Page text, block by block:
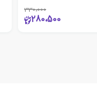
330،000
280،500